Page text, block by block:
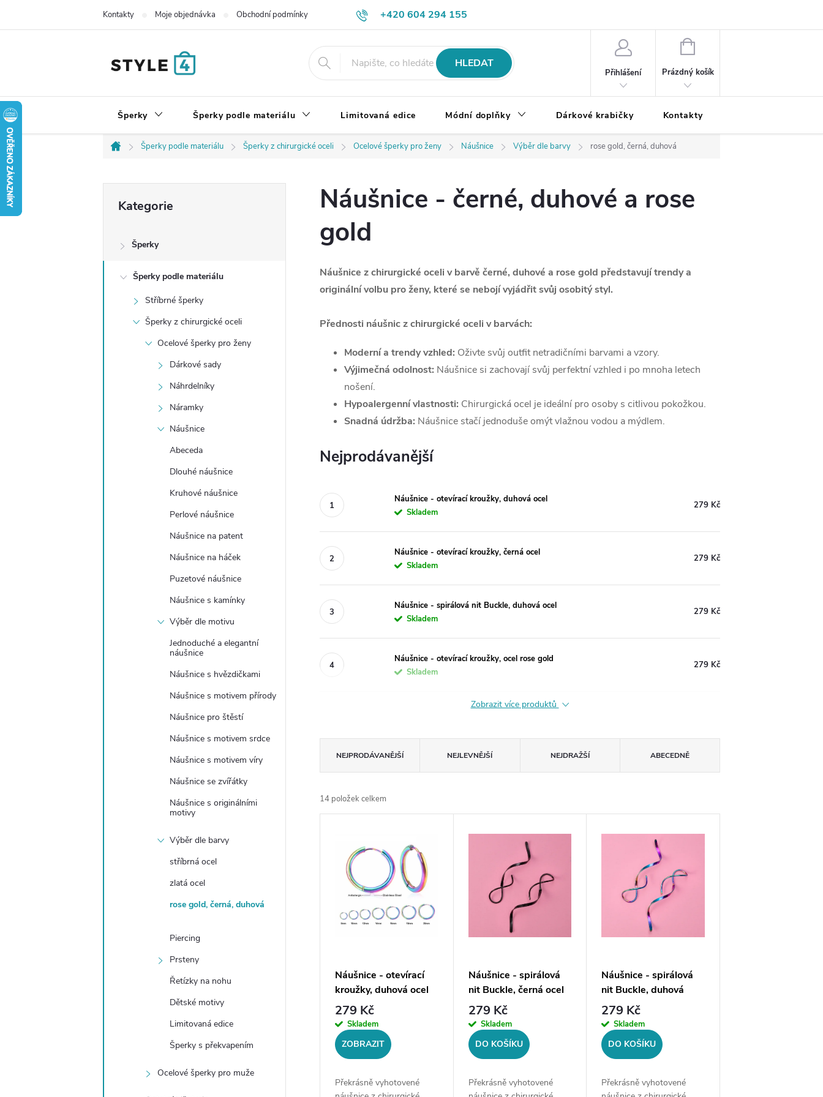
+420 604 294 155
Kontakty Moje objednávka Obchodní podmínky Výměna, vrácení a reklamace zboží
HLEDAT
Přihlášení
NÁKUPNÍ
Prázdný košík
Šperky Šperky podle materiálu Limitovaná edice Módní doplňky Dárkové krabičky Kontakty
Domů
Šperky podle materiálu Šperky z chirurgické oceli Ocelové šperky pro ženy Náušnice Výběr dle barvy rose gold, černá, duhová
s
kategorie
Kategorie
Šperky
Šperky podle materiálu
Stříbrné šperky
Šperky z chirurgické oceli
Ocelové šperky pro ženy
Dárkové sady
Náhrdelníky
Náramky
Náušnice
Abeceda
Dlouhé náušnice
Kruhové náušnice
Perlové náušnice
Náušnice na patent
Náušnice na háček
Puzetové náušnice
Náušnice s kamínky
Výběr dle motivu
Jednoduché a elegantní
náušnice
Náušnice s hvězdičkami
Náušnice s motivem přírody
Náušnice pro štěstí
Náušnice s motivem srdce
Náušnice s motivem víry
Náušnice se zvířátky
Náušnice s originálními
motivy
Výběr dle barvy
stříbrná ocel
zlatá ocel
rose gold, černá, duhová
Piercing
Prsteny
Řetízky na nohu
Dětské motivy
Limitovaná edice
Šperky s překvapením
Ocelové šperky pro muže
Náušnice - černé, duhové a rose
gold
Náušnice z chirurgické oceli v barvě černé, duhové a rose gold představují trendy a
originální volbu pro ženy, které se nebojí vyjádřit svůj osobitý styl.
Přednosti náušnic z chirurgické oceli v barvách:
Moderní a trendy vzhled: Oživte svůj outfit netradičními barvami a vzory.
Výjimečná odolnost: Náušnice si zachovají svůj perfektní vzhled i po mnoha letech
nošení.
Hypoalergenní vlastnosti: Chirurgická ocel je ideální pro osoby s citlivou pokožkou.
Snadná údržba: Náušnice stačí jednoduše omýt vlažnou vodou a mýdlem.
Nejprodávanější
Náušnice - otevírací kroužky, duhová ocel
Skladem
279 Kč
Náušnice - otevírací kroužky, černá ocel
Skladem
279 Kč
Náušnice - spirálová nit Buckle, duhová ocel
Skladem
279 Kč
Náušnice - otevírací kroužky, ocel rose gold
Skladem
279 Kč
Zobrazit více produktů
a
z
NEJPRODÁVANĚJŠÍ NEJLEVNĚJŠÍ NEJDRAŽŠÍ ABECEDNĚ
14 položek celkem
Náušnice - otevírací
kroužky, duhová ocel
279 Kč
Skladem
ZOBRAZIT
Překrásně vyhotovené
Náušnice - spirálová
nit Buckle, černá ocel
279 Kč
Skladem
DO KOŠÍKU
Překrásně vyhotovené
Náušnice - spirálová
nit Buckle, duhová
ocel
279 Kč
Skladem
DO KOŠÍKU
Překrásně vyhotovené